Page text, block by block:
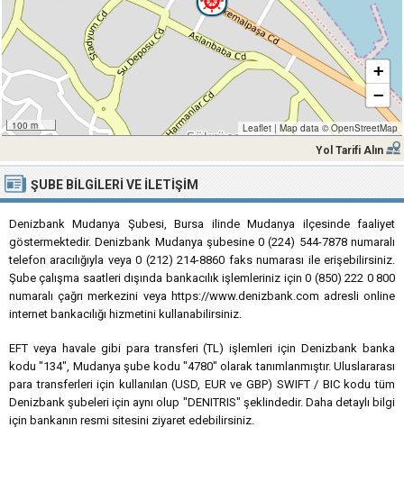
100 m
+
−
Leaflet | Map data ©OpenStreetMap
Yol Tarifi Alın
ŞUBE BILGILERI VE İLETIŞIM
Denizbank Mudanya Şubesi, Bursa ilinde Mudanya ilçesinde faaliyet
göstermektedir. Denizbank Mudanya şubesine 0 (224) 544-7878 numaralı
telefon aracılığıyla veya 0 (212) 214-8860 faks numarası ile erişebilirsiniz.
Şube çalışma saatleri dışında bankacılık işlemleriniz için 0 (850) 222 0 800
numaralı çağrı merkezini veya https://www.denizbank.com adresli online
internet bankacılığı hizmetini kullanabilirsiniz.
EFT veya havale gibi para transferi (TL) işlemleri için Denizbank banka
kodu "134", Mudanya şube kodu "4780" olarak tanımlanmıştır. Uluslararası
para transferleri için kullanılan (USD, EUR ve GBP) SWIFT / BIC kodu tüm
Denizbank şubeleri için aynı olup "DENITRIS" şeklindedir. Daha detaylı bilgi
için bankanın resmi sitesini ziyaret edebilirsiniz.